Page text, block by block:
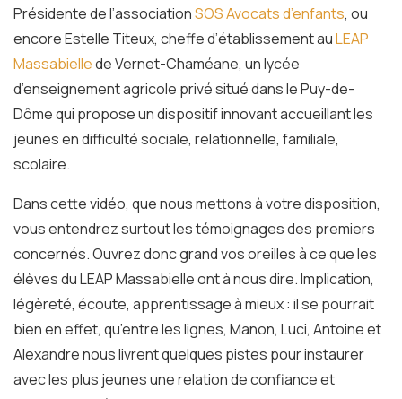
Présidente de l’associationSOS Avocats d’enfants, ou
encore Estelle Titeux, cheffe d’établissement auLEAP
Massabiellede Vernet-Chaméane, un lycée
d’enseignement agricole privé situé dans le Puy-de-
Dôme qui propose un dispositif innovant accueillant les
jeunes en difficulté sociale, relationnelle, familiale,
scolaire.
Dans cette vidéo, que nous mettons à votre disposition,
vous entendrez surtout les témoignages des premiers
concernés. Ouvrez donc grand vos oreilles à ce que les
élèves du LEAP Massabielle ont à nous dire. Implication,
légèreté, écoute, apprentissage à mieux : il se pourrait
bien en effet, qu’entre les lignes, Manon, Luci, Antoine et
Alexandre nous livrent quelques pistes pour instaurer
avec les plus jeunes une relation de confiance et